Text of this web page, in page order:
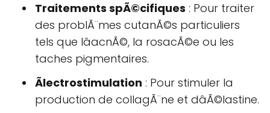
Traitements spÃ©cifiques : Pour traiter
des problÃ¨mes cutanÃ©s particuliers
tels que lâacnÃ©, la rosacÃ©e ou les
taches pigmentaires.
Ãlectrostimulation : Pour stimuler la
production de collagÃ¨ne et dâÃ©lastine.